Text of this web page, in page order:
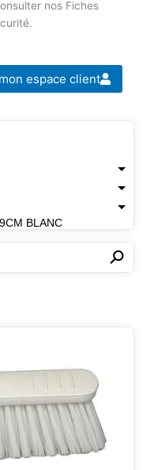
nos Fiches
espace client
BLANC
⚲